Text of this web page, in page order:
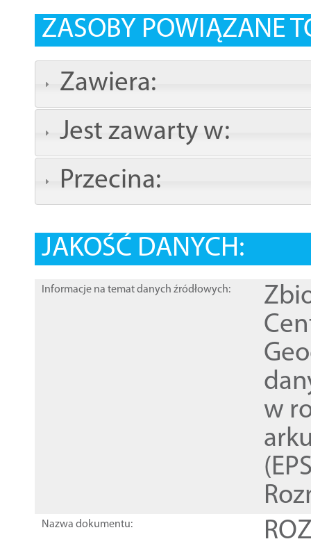
ZASOBY POWIĄZANE
Zawiera:
Jest zawarty w:
Przecina:
JAKOŚĆ DANYCH:
Informacje na temat danych źródłowych:
w
Nazwa dokumentu: